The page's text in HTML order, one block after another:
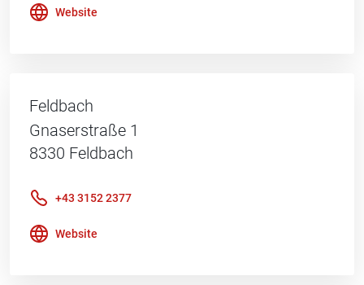
Website
Feldbach
Gnaserstraße 1
8330 Feldbach
+43 3152 2377
Website